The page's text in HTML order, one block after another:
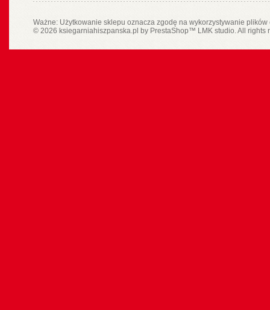
Ważne: Użytkowanie sklepu oznacza zgodę na wykorzystywanie
© 2026 ksiegarniahiszpanska.pl by PrestaShop™ LMK studio. All rights